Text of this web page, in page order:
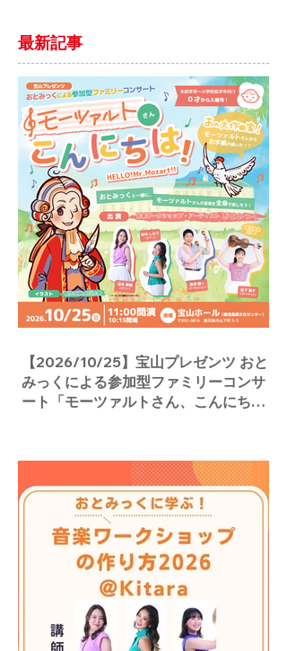
最新記事
【2026/10/25】宝山プレゼンツ おと
みっくによる参加型ファミリーコンサ
ート「モーツァルトさん、こんにち